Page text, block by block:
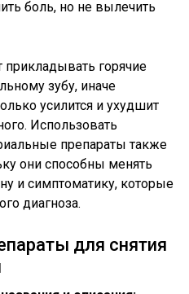
боль, но не вылечить
прикладывать горячие
зубу, иначе
усилится и ухудшит
Использовать
препараты также
они способны менять
и симптоматику, которые
диагноза.
для снятия